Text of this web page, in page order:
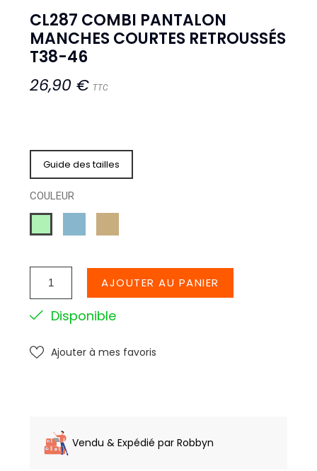
CL287 COMBI PANTALON
MANCHES COURTES RETROUSSÉS
T38-46
26,90 € TTC
Guide des tailles
COULEUR
JEAN
AJOUTER AU PANIER
Disponible
Ajouter à mes favoris
Vendu & Expédié par Robbyn